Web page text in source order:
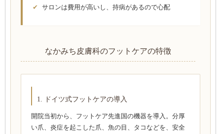
✔ サロンは費用が高いし、持病があるので心配
なかみち皮膚科のフットケアの特徴
1. ドイツ式フットケアの導入
開院当初から、フットケア先進国の機器を導入。分厚
い爪、炎症を起こした爪、魚の目、タコなどを、安全